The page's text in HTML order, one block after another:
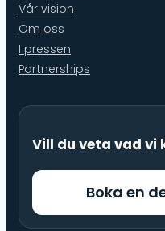
Vår vision
Om oss
I pressen
Partnerships
Vill du veta vad vi
Boka en